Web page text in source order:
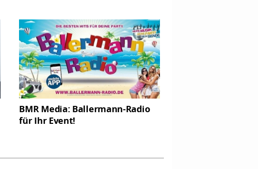
BMR Media: Ballermann-Radio
für Ihr Event!